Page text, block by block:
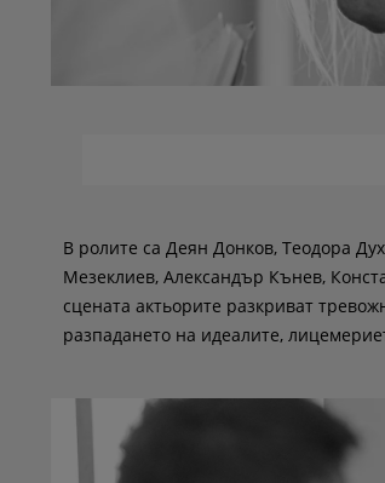
В ролите са Деян Донков, Теодора
Мезеклиев, Александър Кънев,
сцената актьорите разкриват
разпадането на идеалите,